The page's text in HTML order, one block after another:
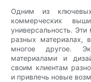
Одним из ключевых
коммерческих
универсальность.
разных
многое другое.
материалами и
своим клиентам
и привлечь новые